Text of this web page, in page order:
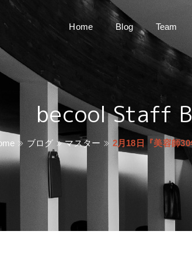
Home Blog Team
becool Staff
ブログ マスター 2月18日『美容師30